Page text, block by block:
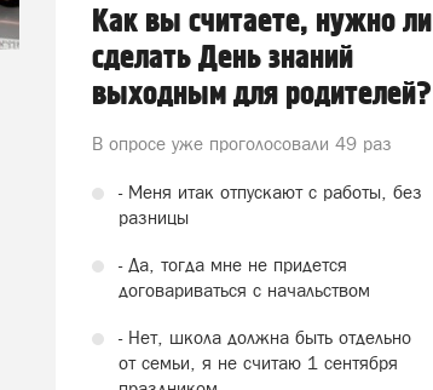
Как вы считаете, нужно ли
сделать День знаний
выходным для родителей?
В опросе уже проголосовали 49 раз
- Меня итак отпускают с работы, без
разницы
- Да, тогда мне не придется
договариваться с начальством
- Нет, школа должна быть отдельно
от семьи, я не считаю 1 сентября